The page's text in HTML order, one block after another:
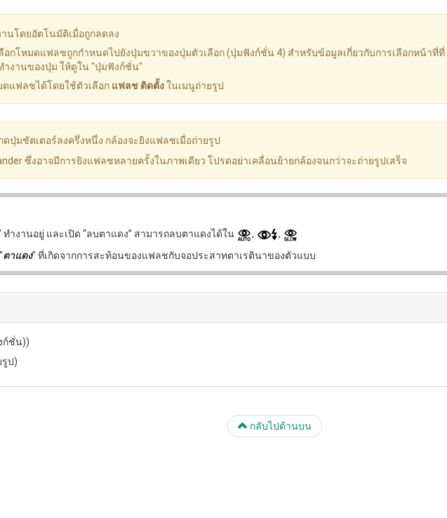
นโดยอัตโนมัติเมื่อถูกลดลง
อกโหมดแฟลชถูกกำหนดไปยังปุ่มขวาของปุ่มตัวเลือก (ปุ่มฟังก์ชั่น 4) สำหรับข้อมูลเกี่ยวกับการเลือกหน้าที่ที่
ำงานของปุ่ม ให้ดูใน "ปุ่มฟังก์ชั่น"
ดแฟลชได้โดยใช้ตัวเลือก แฟลช ติดตั้งในเมนูถ่ายรูป
ปุ่มชัตเตอร์ลงครึ่งหนึ่ง กล้องจะยิงแฟลชเมื่อถ่ายรูป
ซึ่งอาจมีการยิงแฟลชหลายครั้งในภาพเดียว โปรดอย่าเคลื่อนย้ายกล้องจนกว่าจะถ่ายรูปเสร็จ
ทำงานอยู่ และเปิด “ลบตาแดง” สามารถลบตาแดงได้ใน ,
,
ตาแดง” ที่เกิดจากการสะท้อนของแฟลชกับจอประสาทตาเรตินาของตัวแบบ
ก์ชั่น))
รูป)
กลับไปด้านบน